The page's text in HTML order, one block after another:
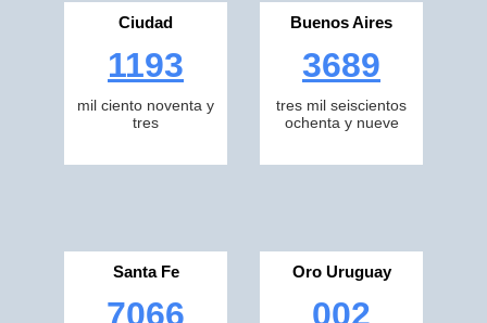
Ciudad
1193
mil ciento noventa y
tres
Buenos Aires
3689
tres mil seiscientos
ochenta y nueve
Santa Fe
7066
Oro Uruguay
002